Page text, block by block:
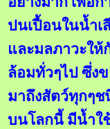
ปนเปื้อนในน้ำเ
และมลภาวะใ
ล้อมทั่วๆไป ซึ่ง
มาถึงสัตว์ทุกๆ
บนโลกนี้ มีน้ำใ